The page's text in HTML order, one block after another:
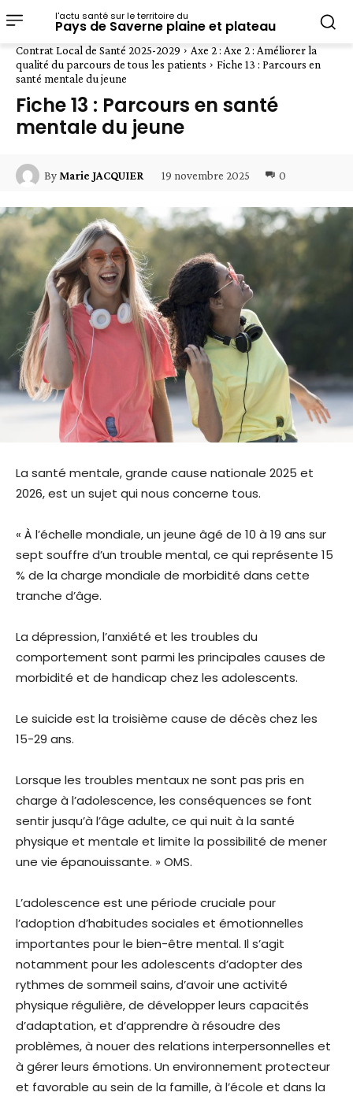
l'actu santé sur le territoire du
Pays de Saverne plaine et plateau
Contrat Local de Santé 2025-2029
Axe 2 : Axe 2 : Améliorer la
qualité du parcours de tous les patients
Fiche 13 : Parcours en
santé mentale du jeune
Fiche 13 : Parcours en santé
mentale du jeune
By Marie JACQUIER 19 novembre 2025 0
La santé mentale, grande cause nationale 2025 et
2026, est un sujet qui nous concerne tous.
« À l’échelle mondiale, un jeune âgé de 10 à 19 ans sur
sept souffre d’un trouble mental, ce qui représente 15
% de la charge mondiale de morbidité dans cette
tranche d’âge.
La dépression, l’anxiété et les troubles du
comportement sont parmi les principales causes de
morbidité et de handicap chez les adolescents.
Le suicide est la troisième cause de décès chez les
15-29 ans.
Lorsque les troubles mentaux ne sont pas pris en
charge à l’adolescence, les conséquences se font
sentir jusqu’à l’âge adulte, ce qui nuit à la santé
physique et mentale et limite la possibilité de mener
une vie épanouissante. » OMS.
L’adolescence est une période cruciale pour
l’adoption d’habitudes sociales et émotionnelles
importantes pour le bien-être mental. Il s’agit
notamment pour les adolescents d’adopter des
rythmes de sommeil sains, d’avoir une activité
physique régulière, de développer leurs capacités
d’adaptation, et d’apprendre à résoudre des
problèmes, à nouer des relations interpersonnelles et
à gérer leurs émotions. Un environnement protecteur
et favorable au sein de la famille, à l’école et dans la